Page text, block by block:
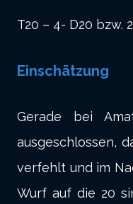
T20 – 4- D20 bzw.
Einschätzung
Gerade bei
ausgeschlossen,
verfehlt und im
Wurf auf die 20